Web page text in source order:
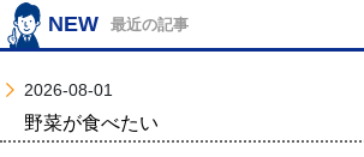
NEW 最近の記事
2026-08-01
野菜が食べたい